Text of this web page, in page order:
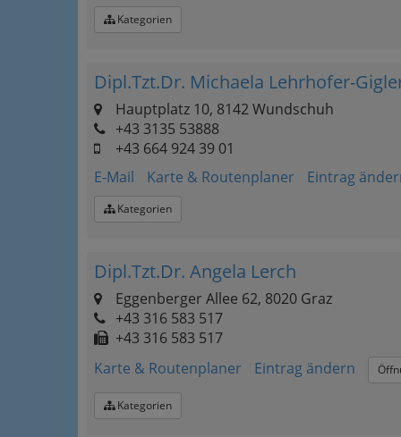
Kategorien
Dipl.Tzt.Dr. Michaela Lehrhofer-
Hauptplatz 10, 8142 Wundschuh
+43 3135 53888
+43 664 924 39 01
E-Mail
Karte & Routenplaner Eintrag
Kategorien
Dipl.Tzt.Dr. Angela Lerch
Eggenberger Allee 62, 8020 Graz
+43 316 583 517
+43 316 583 517
Karte & Routenplaner
Eintrag ändern
Kategorien